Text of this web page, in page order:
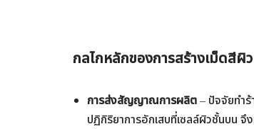
กลไกหลักของการสร้างเม็ดสีผิว
การส่งสัญญาณการผลิต– ปัจจัยทำ
ปฏิกิริยาการอักเสบที่เซลล์ผิวชั้นบน